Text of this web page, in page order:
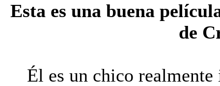
Esta es una buena
de
Él es un chico